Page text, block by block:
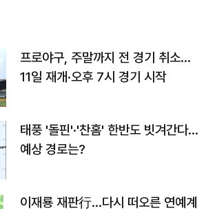
프로야구, 주말까지 전 경기 취소…
11일 재개·오후 7시 경기 시작
태풍 '돌핀'·'찬홈' 한반도 빗겨간다…
예상 경로는?
이재룡 재판行…다시 떠오른 연예계